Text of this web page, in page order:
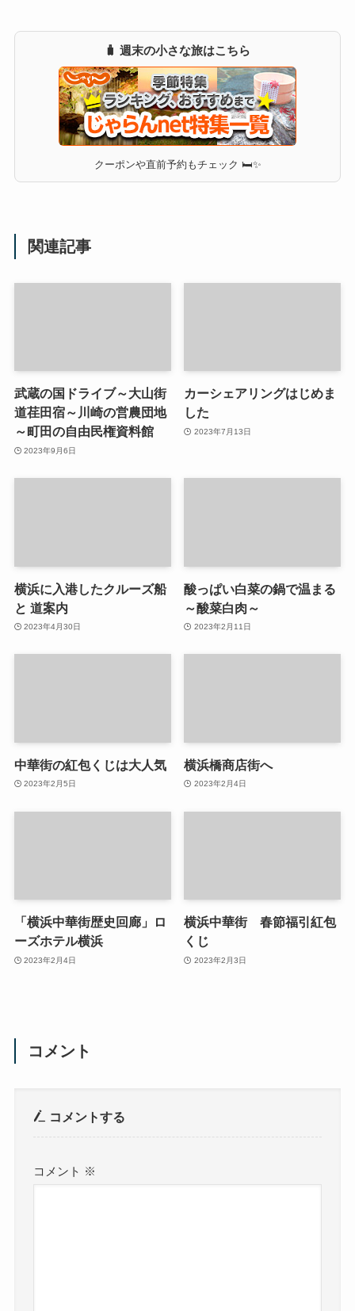
🧳 週末の小さな旅はこちら
クーポンや直前予約もチェック 🛏✨
関連記事
武蔵の国ドライブ～大山街
道荏田宿～川崎の営農団地
～町田の自由民権資料館
2023年9月6日
カーシェアリングはじめま
した
2023年7月13日
横浜に入港したクルーズ船
と 道案内
2023年4月30日
酸っぱい白菜の鍋で温まる
～酸菜白肉～
2023年2月11日
中華街の紅包くじは大人気
2023年2月5日
横浜橋商店街へ
2023年2月4日
「横浜中華街歴史回廊」ロ
ーズホテル横浜
2023年2月4日
横浜中華街 春節福引紅包
くじ
2023年2月3日
コメント
コメントする
コメント ※